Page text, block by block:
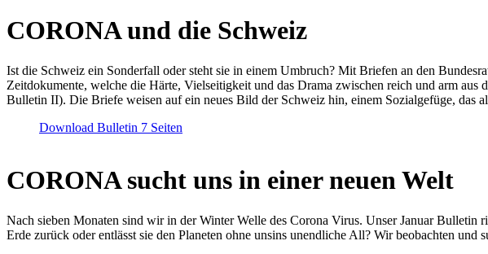
CORONA und die Schweiz
Ist die Schweiz ein Sonderfall oder steht sie in einem Umbruch? Mit Briefen an den
Zeitdokumente, welche die Härte, Vielseitigkeit und das Drama zwischen reich und arm
Bulletin II). Die Briefe weisen auf ein neues Bild der Schweiz hin, einem Sozialgefüge, das
Download Bulletin 7 Seiten
CORONA sucht uns in einer neuen Welt
Nach sieben Monaten sind wir in der Winter Welle des Corona Virus. Unser Januar
Erde zurück oder entlässt sie den Planeten ohne unsins unendliche All? Wir beobachten